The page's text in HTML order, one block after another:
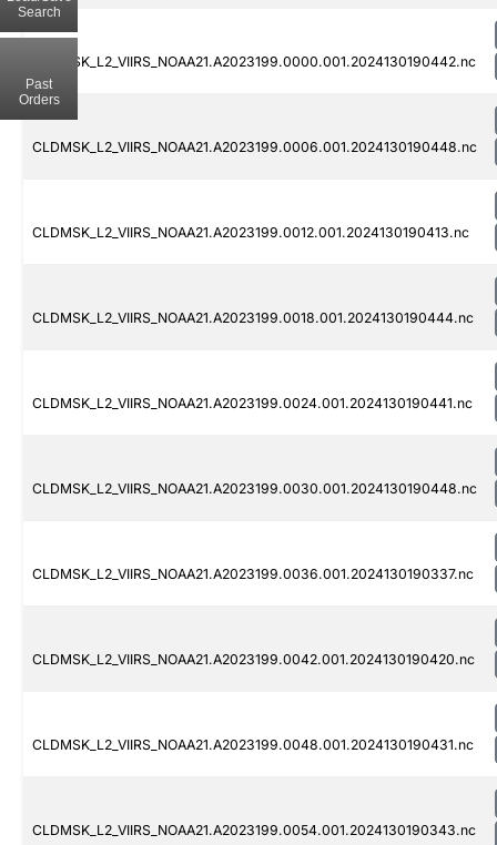
CLDMSK_L2_VIIRS_NOAA21.A2023199.0000.001.2024130190442.nc
CLDMSK_L2_VIIRS_NOAA21.A2023199.0006.001.2024130190448.nc
CLDMSK_L2_VIIRS_NOAA21.A2023199.0012.001.2024130190413.nc
CLDMSK_L2_VIIRS_NOAA21.A2023199.0018.001.2024130190444.nc
CLDMSK_L2_VIIRS_NOAA21.A2023199.0024.001.2024130190441.nc
CLDMSK_L2_VIIRS_NOAA21.A2023199.0030.001.2024130190448.nc
CLDMSK_L2_VIIRS_NOAA21.A2023199.0036.001.2024130190337.nc
CLDMSK_L2_VIIRS_NOAA21.A2023199.0042.001.2024130190420.nc
CLDMSK_L2_VIIRS_NOAA21.A2023199.0048.001.2024130190431.nc
CLDMSK_L2_VIIRS_NOAA21.A2023199.0054.001.2024130190343.nc
Search
Past
Orders